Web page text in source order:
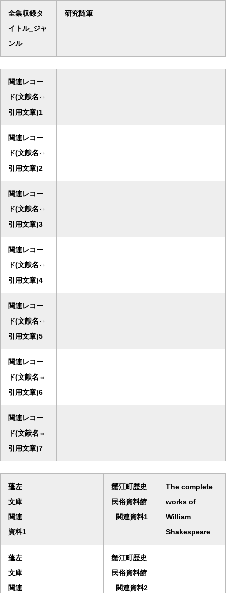
全集収録タ
イトル_ジャ
ンル
研究随筆
関連レコー
ド(文献名⇔
引用文章)1
関連レコー
ド(文献名⇔
引用文章)2
関連レコー
ド(文献名⇔
引用文章)3
関連レコー
ド(文献名⇔
引用文章)4
関連レコー
ド(文献名⇔
引用文章)5
関連レコー
ド(文献名⇔
引用文章)6
関連レコー
ド(文献名⇔
引用文章)7
蓬左
文庫_
関連
資料1
蟹江町歴史
民俗資料館
_関連資料1
The complete
works of
William
Shakespeare
蓬左
文庫_
関連
蟹江町歴史
民俗資料館
_関連資料2